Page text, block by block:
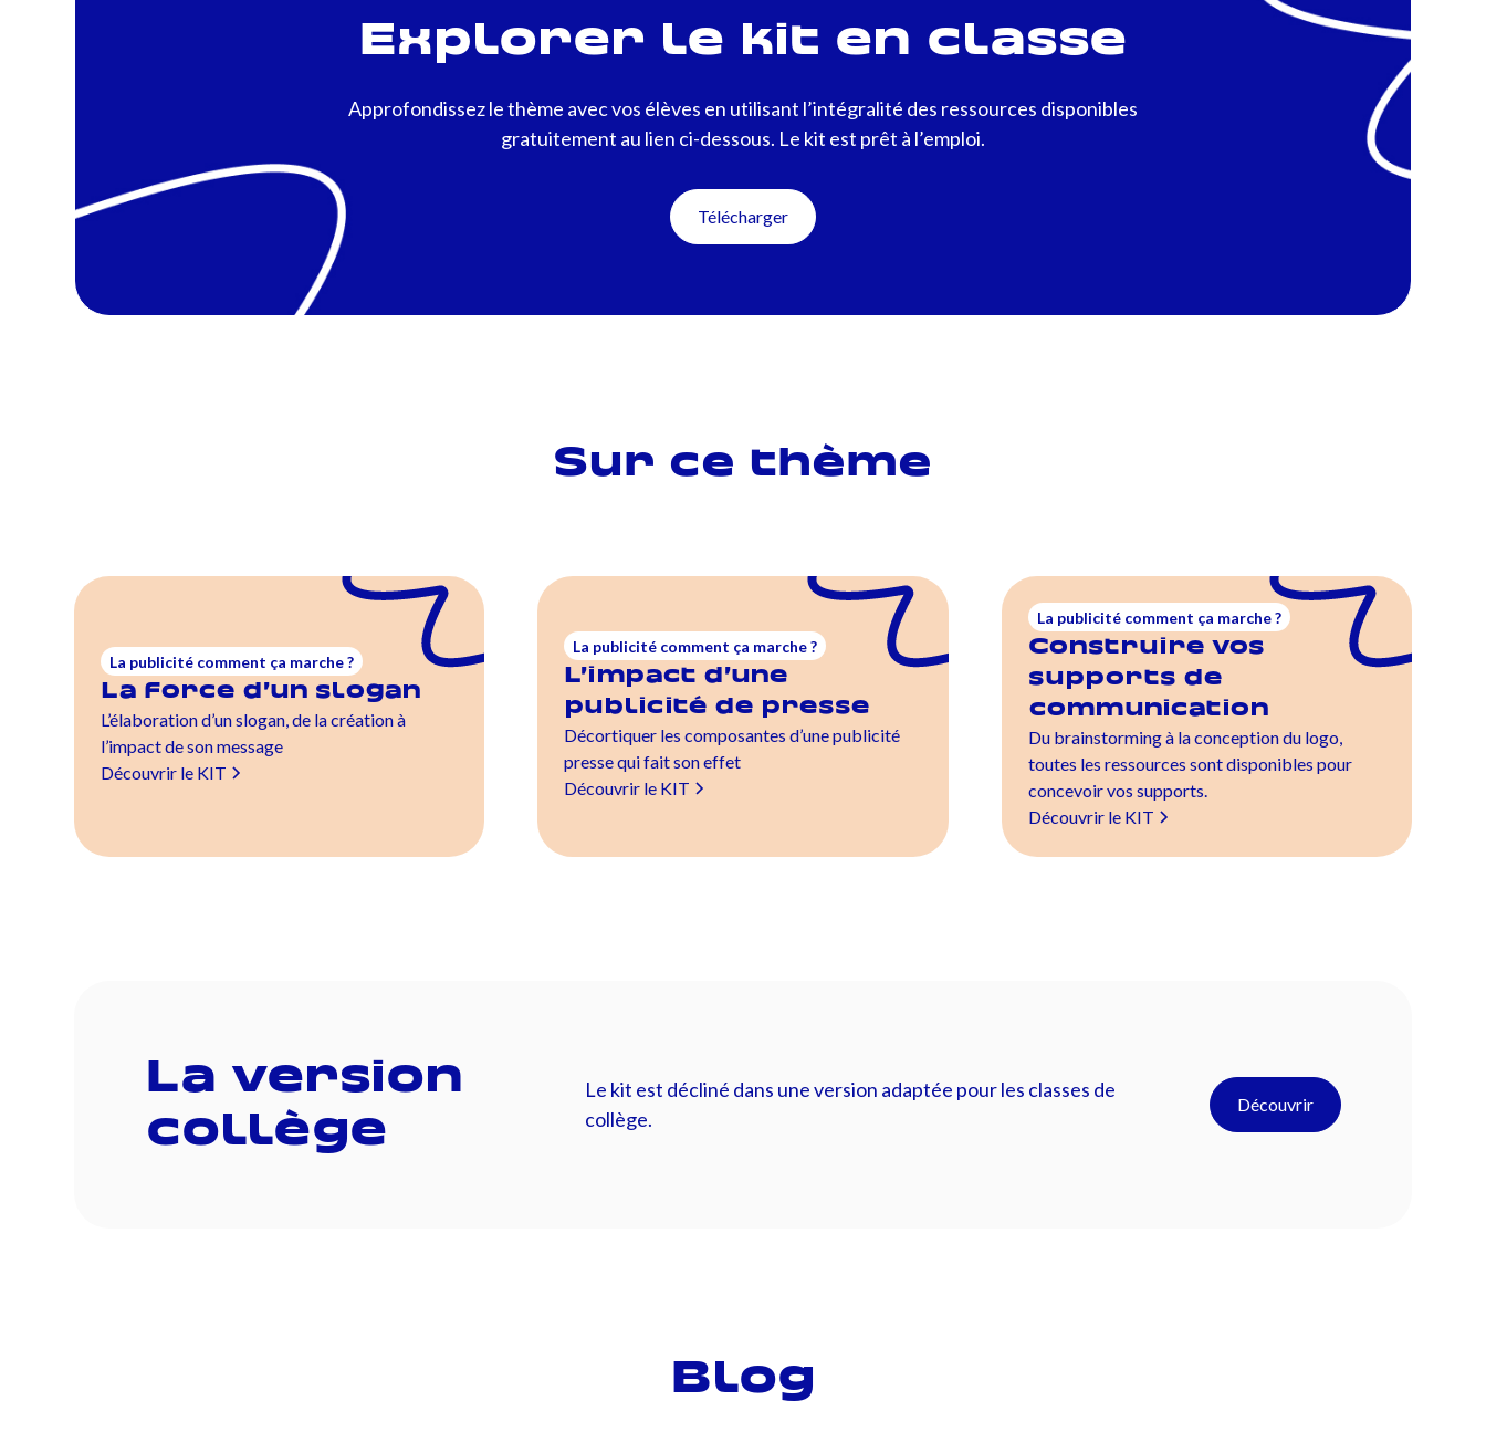
Explorer le kit en classe
Approfondissez le thème avec vos élèves en utilisant l’intégralité des ressources disponibles
gratuitement au lien ci-dessous. Le kit est prêt à l’emploi.
Télécharger
Sur ce thème
La publicité comment ça marche ?
La force d’un slogan
L’élaboration d’un slogan, de la création à
l’impact de son message
Découvrir le KIT
La publicité comment ça marche ?
L’impact d’une
publicité de presse
Décortiquer les composantes d’une publicité
presse qui fait son effet
Découvrir le KIT
La publicité comment ça marche ?
Construire vos
supports de
communication
Du brainstorming à la conception du logo,
toutes les ressources sont disponibles pour
concevoir vos supports.
Découvrir le KIT
La version
collège
Le kit est décliné dans une version adaptée pour les classes de
collège.
Découvrir
Blog